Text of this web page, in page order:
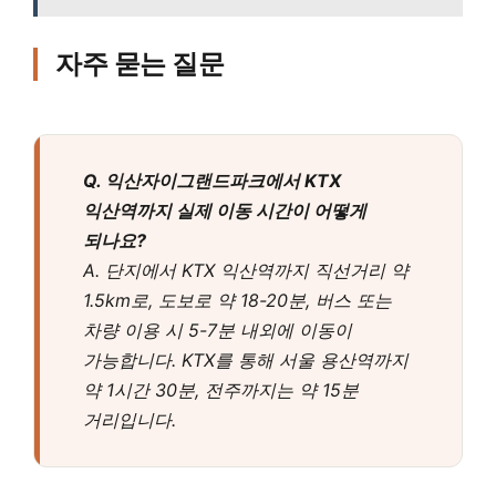
자주 묻는 질문
Q. 익산자이그랜드파크에서 KTX
익산역까지 실제 이동 시간이 어떻게
되나요?
A. 단지에서 KTX 익산역까지 직선거리 약
1.5km로, 도보로 약 18-20분, 버스 또는
차량 이용 시 5-7분 내외에 이동이
가능합니다. KTX를 통해 서울 용산역까지
약 1시간 30분, 전주까지는 약 15분
거리입니다.